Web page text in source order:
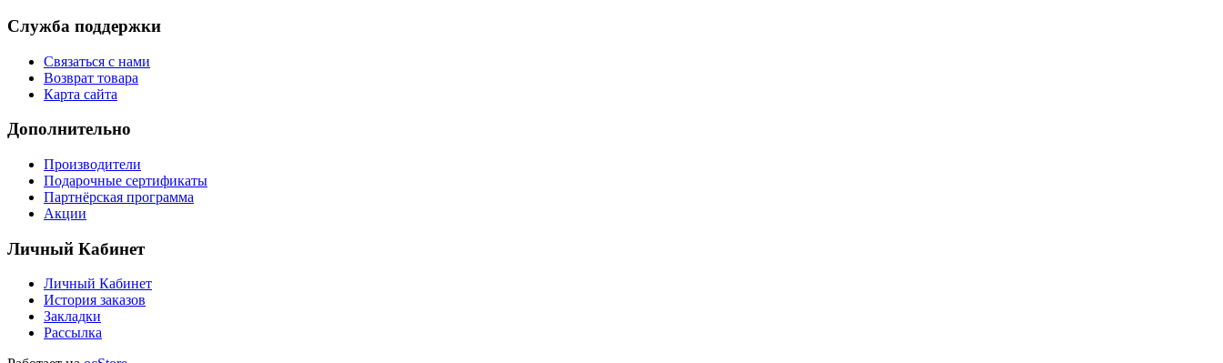
Служба поддержки
Связаться с нами
Возврат товара
Карта сайта
Дополнительно
Производители
Подарочные сертификаты
Партнёрская программа
Акции
Личный Кабинет
Личный Кабинет
История заказов
Закладки
Рассылка